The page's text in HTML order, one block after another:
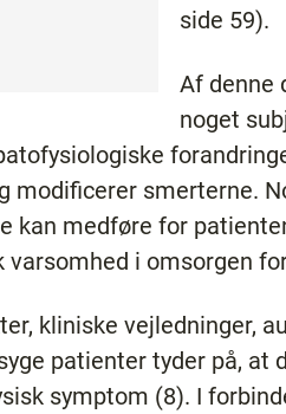
side 59).
Af denne
noget
modificerer smerterne.
kan medføre for
i omsorgen
kliniske vejledninger,
patienter tyder på, at
symptom (8). I